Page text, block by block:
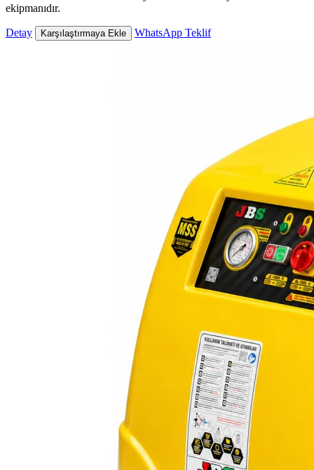
ekipmanıdır.
Detay Karşılaştırmaya Ekle WhatsApp Teklif